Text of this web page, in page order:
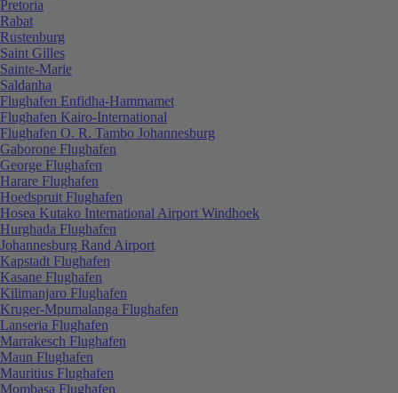
Pretoria
Rabat
Rustenburg
Saint Gilles
Sainte-Marie
Saldanha
Flughafen Enfidha-Hammamet
Flughafen Kairo-International
Flughafen O. R. Tambo Johannesburg
Gaborone Flughafen
George Flughafen
Harare Flughafen
Hoedspruit Flughafen
Hosea Kutako International Airport Windhoek
Hurghada Flughafen
Johannesburg Rand Airport
Kapstadt Flughafen
Kasane Flughafen
Kilimanjaro Flughafen
Kruger-Mpumalanga Flughafen
Lanseria Flughafen
Marrakesch Flughafen
Maun Flughafen
Mauritius Flughafen
Mombasa Flughafen